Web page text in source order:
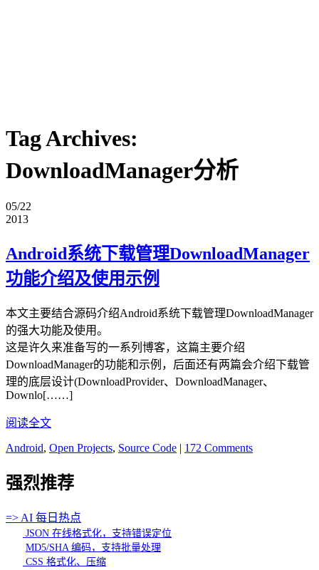
Tag Archives:
DownloadManager分析
05/22
2013
Android系统下载管理DownloadManager
功能介绍及使用示例
本文主要结合源码介绍Android系统下载管理DownloadManager
的强大功能及使用。
这是许久来准备写的一系列博客，这篇主要介绍
DownloadManager的功能和示例，后面还有两篇会介绍下载管
理的底层设计(DownloadProvider、DownloadManager、
Downlo[……]
阅读全文
Android, Open Projects, Source Code | 172 Comments
强烈推荐
=> AI 每日热点
JSON 在线格式化，支持错误定位
MD5/SHA 编码，支持批量处理
CSS 格式化、压缩